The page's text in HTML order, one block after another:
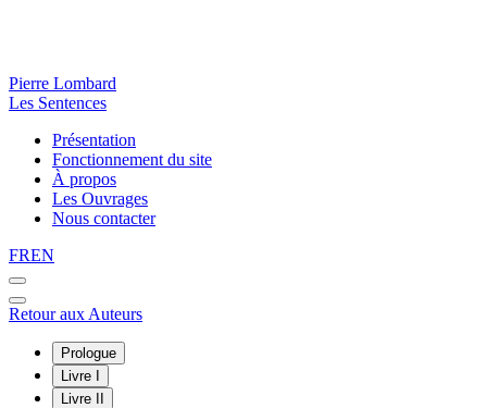
Pierre Lombard
Les Sentences
Présentation
Fonctionnement du site
À propos
Les Ouvrages
Nous contacter
FREN
Retour aux Auteurs
Prologue
Livre I
Livre II